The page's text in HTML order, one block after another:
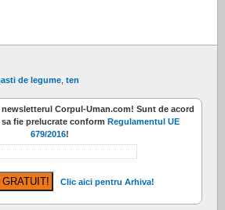
de legume ten
newsletterul Corpul-Uman.com! Sunt de acord
fie prelucrate conform Regulamentul UE
679/2016!
Clic aici pentru Arhiva!